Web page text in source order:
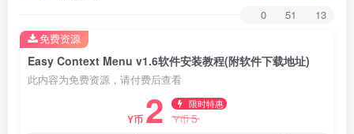
0 51 13
Easy Context Menu v1.6软件安装教程(附软件下载地址)
此内容为免费资源，请付费后查看
Y币 2 限时特惠
Y币5
免费资源